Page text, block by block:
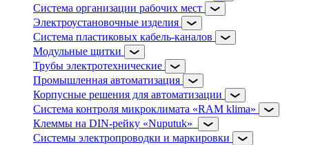
Система организации рабочих мест
Электроустановочные изделия
Система пластиковых кабель-каналов
Модульные щитки
Трубы электротехнические
Промышленная автоматизация
Корпусные решения для автоматизации
Система контроля микроклимата «RAM klima»
Клеммы на DIN-рейку «Nuputuk»
Системы электропроводки и маркировки